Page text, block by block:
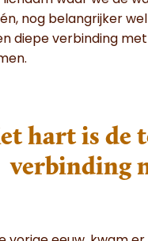
nog belangrijker
diepe verbinding met
hart is de
verbinding